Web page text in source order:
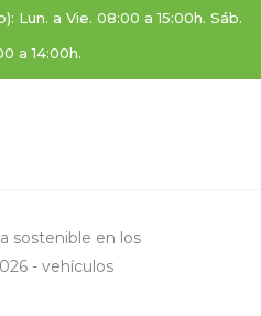
Lun. a Vie. 08:00 a 15:00h. Sáb.
a 14:00h.